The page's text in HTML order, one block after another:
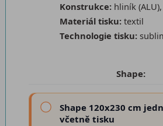
Konstrukce: hliník (ALU),
Materiál tisku: textil
Technologie tisku:
Shape:
Shape 120x230 cm
včetně tisku